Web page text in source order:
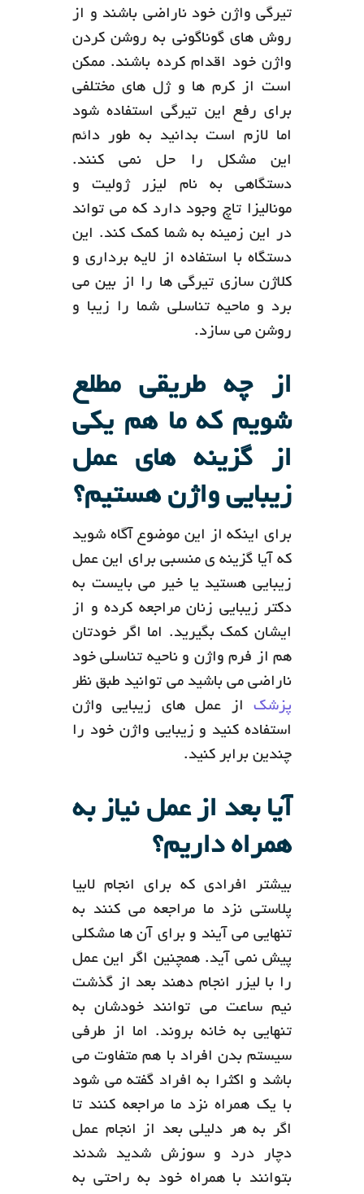
تیرگی واژن خود ناراضی باشند و از
روش های گوناگونی به روشن کردن
واژن خود اقدام کرده باشند. ممکن
است از کرم ها و ژل های مختلفی
برای رفع این تیرگی استفاده شود
اما لازم است بدانید به طور دائم
این مشکل را حل نمی کنند.
دستگاهی به نام لیزر ژولیت و
مونالیزا تاچ وجود دارد که می تواند
در این زمینه به شما کمک کند. این
دستگاه با استفاده از لایه برداری و
کلاژن سازی تیرگی ها را از بین می
برد و ماحیه تناسلی شما را زیبا و
روشن می سازد.
از چه طریقی مطلع
شویم که ما هم یکی
از گزینه های عمل
زیبایی واژن هستیم؟
برای اینکه از این موضوع آگاه شوید
که آیا گزینه ی منسبی برای این عمل
زیبایی هستید یا خیر می بایست به
دکتر زیبایی زنان مراجعه کرده و از
ایشان کمک بگیرید. اما اگر خودتان
هم از فرم واژن و ناحیه تناسلی خود
ناراضی می باشید می توانید طبق نظر
پزشک از عمل های زیبایی واژن
استفاده کنید و زیبایی واژن خود را
چندین برابر کنید.
آیا بعد از عمل نیاز به
همراه داریم؟
بیشتر افرادی که برای انجام لابیا
پلاستی نزد ما مراجعه می کنند به
تنهایی می آیند و برای آن ها مشکلی
پیش نمی آید. همچنین اگر این عمل
را با لیزر انجام دهند بعد از گذشت
نیم ساعت می توانند خودشان به
تنهایی به خانه بروند. اما از طرفی
سیستم بدن افراد با هم متفاوت می
باشد و اکثرا به افراد گفته می شود
با یک همراه نزد ما مراجعه کنند تا
اگر به هر دلیلی بعد از انجام عمل
دچار درد و سوزش شدید شدند
بتوانند با همراه خود به راحتی به